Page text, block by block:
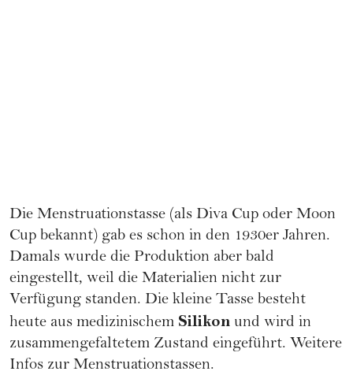
Die Menstruationstasse (als Diva Cup oder Moon
Cup bekannt) gab es schon in den 1930er Jahren.
Damals wurde die Produktion aber bald
eingestellt, weil die Materialien nicht zur
Verfügung standen. Die kleine Tasse besteht
heute aus medizinischem Silikon und wird in
zusammengefaltetem Zustand eingeführt. Weitere
Infos zur Menstruationstassen.